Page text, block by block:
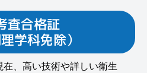
査合格証
学科免除）
、高い技術や詳しい衛生